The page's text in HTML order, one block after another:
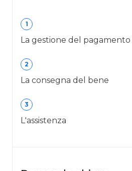
1
La gestione del pagamento
2
La consegna del bene
3
L'assistenza